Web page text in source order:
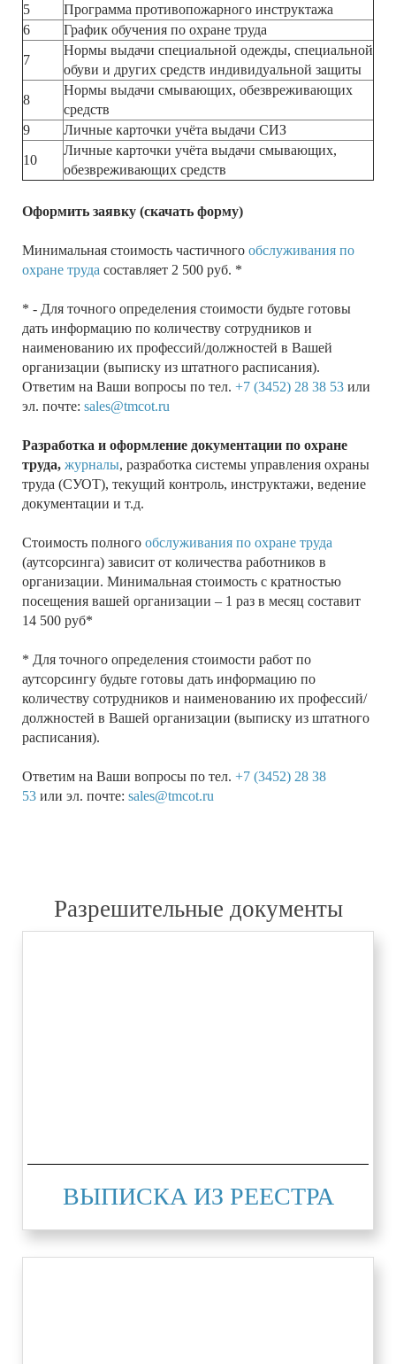
5
Программа противопожарного инструктажа
6
График обучения по охране труда
7
Нормы выдачи специальной одежды, специальной
обуви и других средств индивидуальной защиты
8
Нормы выдачи смывающих, обезвреживающих
средств
9
Личные карточки учёта выдачи СИЗ
10
Личные карточки учёта выдачи смывающих,
обезвреживающих средств
Оформить заявку (скачать форму)
Минимальная стоимость частичного обслуживания по
охране труда составляет 2 500 руб. *
* - Для точного определения стоимости будьте готовы
дать информацию по количеству сотрудников и
наименованию их профессий/должностей в Вашей
организации (выписку из штатного расписания).
Ответим на Ваши вопросы по тел. +7 (3452) 28 38 53 или
эл. почте: sales@tmcot.ru
Разработка и оформление документации по охране
труда, журналы, разработка системы управления охраны
труда (СУОТ), текущий контроль, инструктажи, ведение
документации и т.д.
Стоимость полного обслуживания по охране труда
(аутсорсинга) зависит от количества работников в
организации. Минимальная стоимость с кратностью
посещения вашей организации – 1 раз в месяц составит
14 500 руб*
* Для точного определения стоимости работ по
аутсорсингу будьте готовы дать информацию по
количеству сотрудников и наименованию их профессий/
должностей в Вашей организации (выписку из штатного
расписания).
Ответим на Ваши вопросы по тел. +7 (3452) 28 38
53 или эл. почте: sales@tmcot.ru
Разрешительные документы
ВЫПИСКА ИЗ РЕЕСТРА